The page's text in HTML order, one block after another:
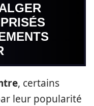
, certains
leur popularité